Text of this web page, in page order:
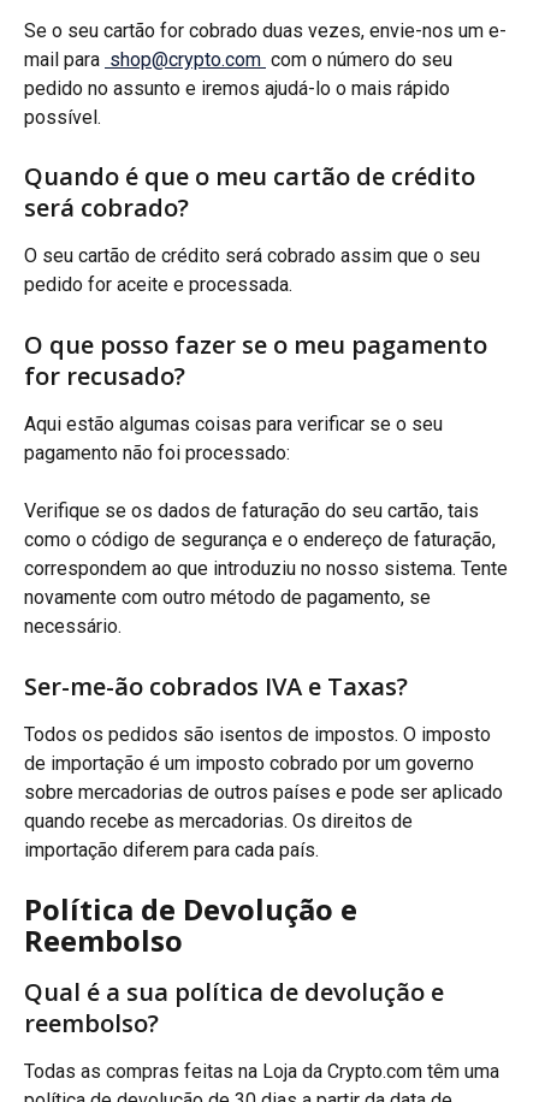
Se o seu cartão for cobrado duas vezes, envie-nos um e-
mail para shop@crypto.com com o número do seu
pedido no assunto e iremos ajudá-lo o mais rápido
possível.
Quando é que o meu cartão de crédito
será cobrado?
O seu cartão de crédito será cobrado assim que o seu
pedido for aceite e processada.
O que posso fazer se o meu pagamento
for recusado?
Aqui estão algumas coisas para verificar se o seu
pagamento não foi processado:
Verifique se os dados de faturação do seu cartão, tais
como o código de segurança e o endereço de faturação,
correspondem ao que introduziu no nosso sistema. Tente
novamente com outro método de pagamento, se
necessário.
Ser-me-ão cobrados IVA e Taxas?
Todos os pedidos são isentos de impostos. O imposto
de importação é um imposto cobrado por um governo
sobre mercadorias de outros países e pode ser aplicado
quando recebe as mercadorias. Os direitos de
importação diferem para cada país.
Política de Devolução e
Reembolso
Qual é a sua política de devolução e
reembolso?
Todas as compras feitas na Loja da Crypto.com têm uma